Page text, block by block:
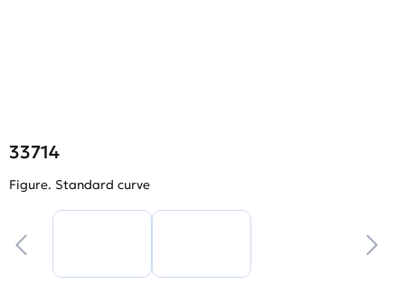
33714
Figure. Standard curve